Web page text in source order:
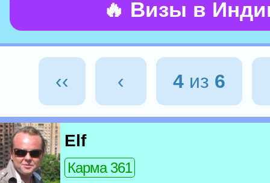
🔥 Визы в
‹‹ ‹ 4из 6
Elf
Карма 361